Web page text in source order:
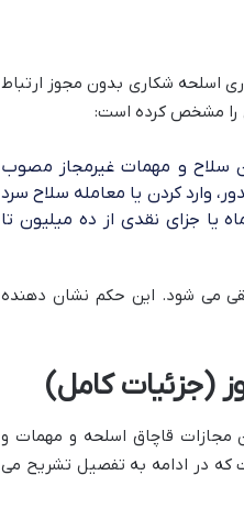
اسلحه شکاری بدون مجوز ارتباط
و دارندگان سلاح و مهمات غیرمجاز مصوب
وارد کردن یا معامله سلاح سرد
جزای نقدی از ده میلیون تا
می شود. این حکم نشان دهنده
(جزئیات کامل)
اسلحه شکاری بدون مجوز، همانطور که در ماده 6 قانون مجازات قاچاق اسلحه و مهمات و
که در ادامه به تفصیل تشریح می